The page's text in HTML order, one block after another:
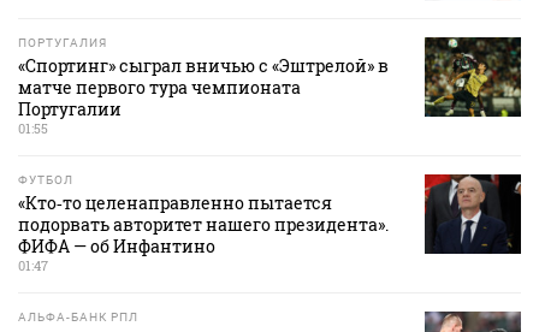
ПОРТУГАЛИЯ
«Спортинг» сыграл вничью с «Эштрелой» в
матче первого тура чемпионата
Португалии
01:55
ФУТБОЛ
«Кто‑то целенаправленно пытается
подорвать авторитет нашего президента».
ФИФА — об Инфантино
01:47
АЛЬФА-БАНК РПЛ